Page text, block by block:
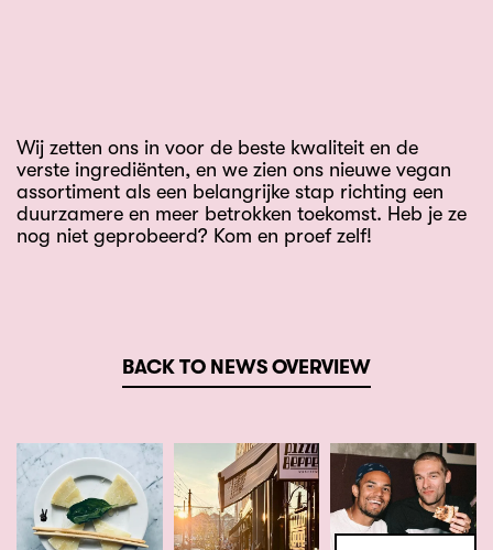
Wij zetten ons in voor de beste kwaliteit en de
verste ingrediënten, en we zien ons nieuwe vegan
assortiment als een belangrijke stap richting een
duurzamere en meer betrokken toekomst. Heb je ze
nog niet geprobeerd? Kom en proef zelf!
BACK TO NEWS OVERVIEW